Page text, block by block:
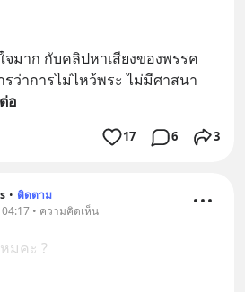
มาก กับคลิปหาเสียงของพรรค
ว่าการไม่ไหว้พระ ไม่มีศาสนา
อ
17 6 3
• ติดตาม
• ความคิดเห็น
มคะ ?